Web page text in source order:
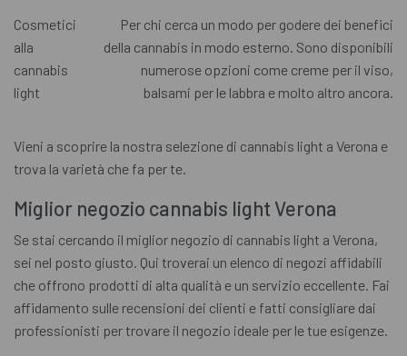
Cosmetici
alla
cannabis
light
Per chi cerca un modo per godere dei benefici
della cannabis in modo esterno. Sono disponibili
numerose opzioni come creme per il viso,
balsami per le labbra e molto altro ancora.
Vieni a scoprire la nostra selezione di cannabis light a Verona e
trova la varietà che fa per te.
Miglior negozio cannabis light Verona
Se stai cercando il miglior negozio di cannabis light a Verona,
sei nel posto giusto. Qui troverai un elenco di negozi affidabili
che offrono prodotti di alta qualità e un servizio eccellente. Fai
affidamento sulle recensioni dei clienti e fatti consigliare dai
professionisti per trovare il negozio ideale per le tue esigenze.